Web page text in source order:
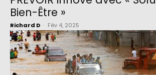
Bien-Être »
Richard D Fév 4, 2025